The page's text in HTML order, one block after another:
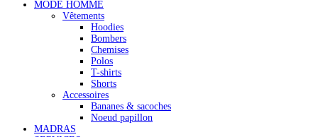
MODE HOMME
Vêtements
Hoodies
Bombers
Chemises
Polos
T-shirts
Shorts
Accessoires
Bananes & sacoches
Noeud papillon
MADRAS